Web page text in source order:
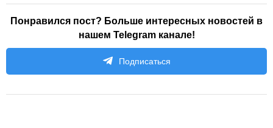
Понравился пост? Больше интересных новостей в
нашем Telegram канале!
Подписаться